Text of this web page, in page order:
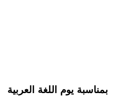
بمناسبة يوم اللغة العربية